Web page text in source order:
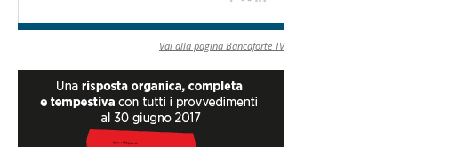
Vai alla pagina Bancaforte TV